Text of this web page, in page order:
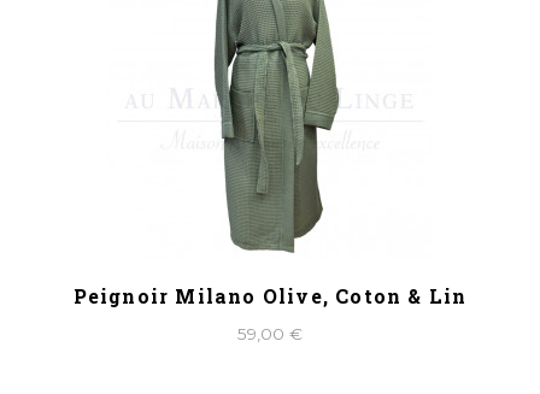
Peignoir Milano Olive, Coton & Lin
59,00 €